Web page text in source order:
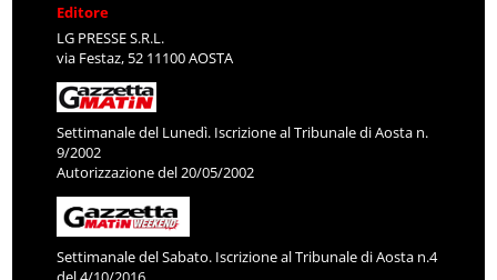
Editore
LG PRESSE S.R.L.
via Festaz, 52 11100 AOSTA
Settimanale del Lunedì. Iscrizione al Tribunale di Aosta n.
9/2002
Autorizzazione del 20/05/2002
Settimanale del Sabato. Iscrizione al Tribunale di Aosta n.4